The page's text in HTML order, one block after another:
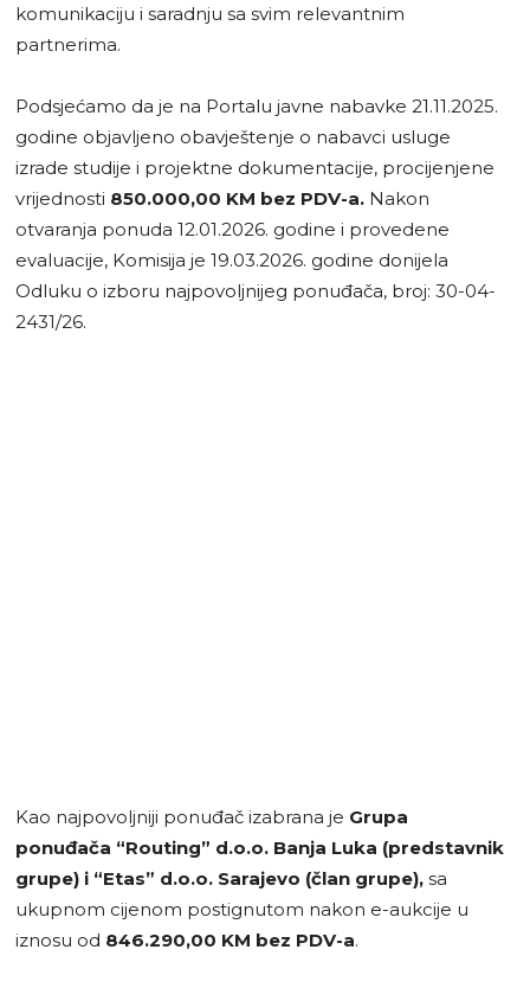
komunikaciju i saradnju sa svim relevantnim
partnerima.
Podsjećamo da je na Portalu javne nabavke 21.11.2025.
godine objavljeno obavještenje o nabavci usluge
izrade studije i projektne dokumentacije, procijenjene
vrijednosti 850.000,00 KM bez PDV-a. Nakon
otvaranja ponuda 12.01.2026. godine i provedene
evaluacije, Komisija je 19.03.2026. godine donijela
Odluku o izboru najpovoljnijeg ponuđača, broj: 30-04-
2431/26.
Kao najpovoljniji ponuđač izabrana je Grupa
ponuđača “Routing” d.o.o. Banja Luka (predstavnik
grupe) i “Etas” d.o.o. Sarajevo (član grupe), sa
ukupnom cijenom postignutom nakon e-aukcije u
iznosu od 846.290,00 KM bez PDV-a.